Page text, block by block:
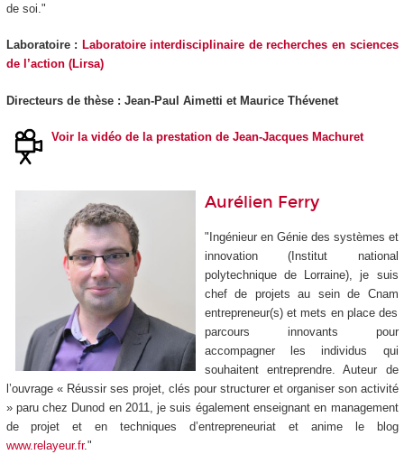
de soi."
Laboratoire : Laboratoire interdisciplinaire de recherches en sciences
de l’action (Lirsa)
Directeurs de thèse : Jean-Paul Aimetti et Maurice Thévenet
Voir la vidéo de la prestation de Jean-Jacques Machuret
Aurélien Ferry
"Ingénieur en Génie des systèmes et
innovation (Institut national
polytechnique de Lorraine), je suis
chef de projets au sein de Cnam
entrepreneur(s) et mets en place des
parcours innovants pour
accompagner les individus qui
souhaitent entreprendre. Auteur de
l’ouvrage « Réussir ses projet, clés pour structurer et organiser son activité
» paru chez Dunod en 2011, je suis également enseignant en management
de projet et en techniques d’entrepreneuriat et anime le blog
www.relayeur.fr."